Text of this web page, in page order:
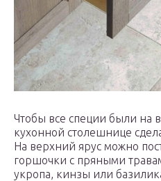
Чтобы все специи были на
кухонной столешнице
На верхний ярус можно
горшочки с пряными
укропа, кинзы или